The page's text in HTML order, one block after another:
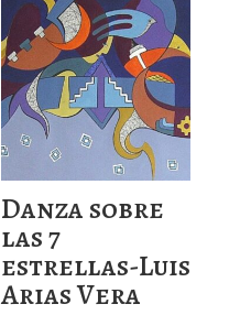
Danza sobre
las 7
estrellas-Luis
Arias Vera